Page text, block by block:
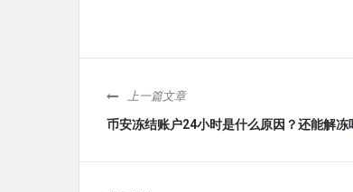
上一篇文章
币安冻结账户24小时是什么原因？还能解冻